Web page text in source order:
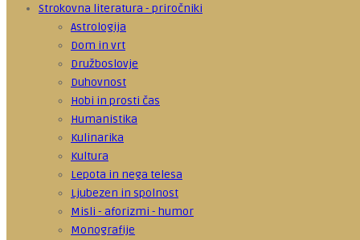
Strokovna literatura - priročniki
Astrologija
Dom in vrt
Družboslovje
Duhovnost
Hobi in prosti čas
Humanistika
Kulinarika
Kultura
Lepota in nega telesa
Ljubezen in spolnost
Misli - aforizmi - humor
Monografije